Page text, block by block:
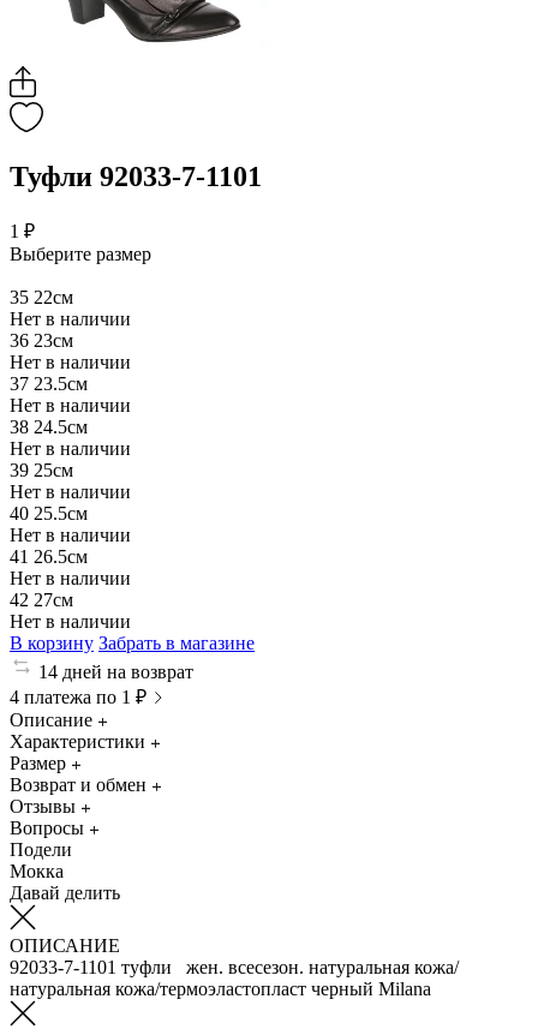
Туфли 92033-7-1101
1 ₽
Выберите размер
35 22см
Нет в наличии
36 23см
Нет в наличии
37 23.5см
Нет в наличии
38 24.5см
Нет в наличии
39 25см
Нет в наличии
40 25.5см
Нет в наличии
41 26.5см
Нет в наличии
42 27см
Нет в наличии
В корзину Забрать в магазине
14 дней на возврат
4 платежа по 1 ₽
Описание
Характеристики
Размер
Возврат и обмен
Отзывы
Вопросы
Подели
Мокка
Давай делить
ОПИСАНИЕ
92033-7-1101 туфли жен. всесезон. натуральная кожа/
натуральная кожа/термоэластопласт черный Milana